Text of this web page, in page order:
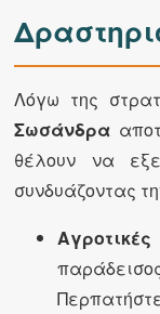
Λόγω της
Σωσάνδρα
θέλουν να
συνδυάζοντας